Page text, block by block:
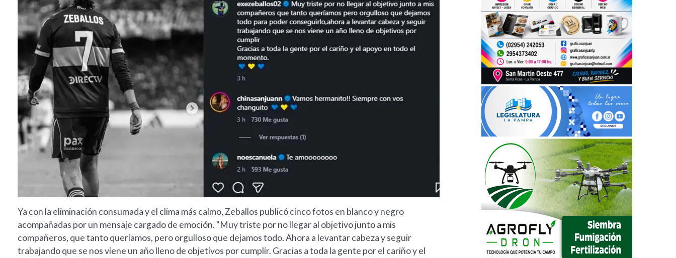
Ya con la eliminación consumada y el clima más calmo, Zeballos publicó cinco fotos en blanco y negro
acompañadas por un mensaje cargado de emoción. "Muy triste por no llegar al objetivo junto a mis
compañeros, que tanto queríamos, pero orgulloso que dejamos todo. Ahora a levantar cabeza y seguir
trabajando que se nos viene un año lleno de objetivos por cumplir. Gracias a toda la gente por el cariño y el